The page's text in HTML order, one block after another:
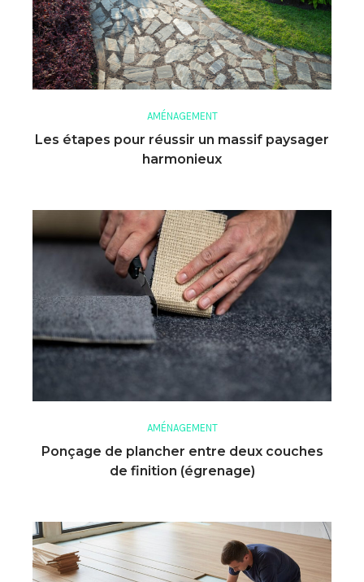
AMÉNAGEMENT
Les étapes pour réussir un massif paysager
harmonieux
AMÉNAGEMENT
Ponçage de plancher entre deux couches
de finition (égrenage)